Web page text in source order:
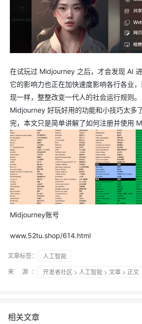
在试玩过 Midjourney 之后，才会发现 AI 进
它的影响力也正在加快速度影响各行各业
现一样，整整改变一代人的社会运行规则。
Midjourney 好玩好用的功能和小技巧太多
完，本文只是简单讲解了如何注册并使用
Midjourney账号
www.52tu.shop/614.html
文章标签：
人工智能
来 源：
开发者社区 > 人工智能 > 文章 > 正文
相关文章